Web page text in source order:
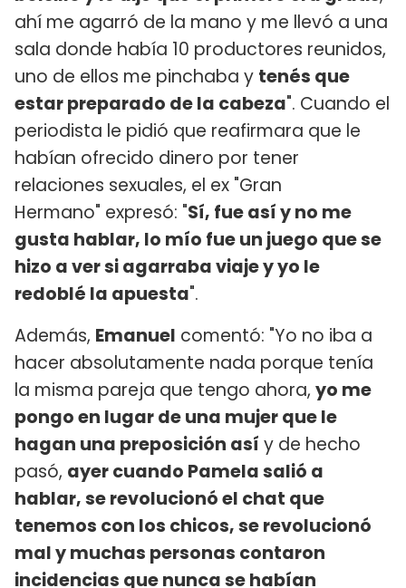
ahí me agarró de la mano y me llevó a una
sala donde había 10 productores reunidos,
uno de ellos me pinchaba y tenés que
estar preparado de la cabeza". Cuando el
periodista le pidió que reafirmara que le
habían ofrecido dinero por tener
relaciones sexuales, el ex "Gran
Hermano" expresó: "Sí, fue así y no me
gusta hablar, lo mío fue un juego que se
hizo a ver si agarraba viaje y yo le
redoblé la apuesta".
Además, Emanuel comentó: "Yo no iba a
hacer absolutamente nada porque tenía
la misma pareja que tengo ahora, yo me
pongo en lugar de una mujer que le
hagan una preposición así y de hecho
pasó, ayer cuando Pamela salió a
hablar, se revolucionó el chat que
tenemos con los chicos, se revolucionó
mal y muchas personas contaron
incidencias que nunca se habían